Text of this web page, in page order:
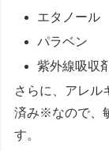
エタノール
パラベン
紫外線吸収
さらに、 アレル
済み※なので、
す。